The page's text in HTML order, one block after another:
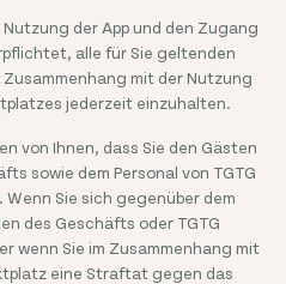
der App und den Zugang
alle für Sie geltenden
mit der Nutzung
jederzeit einzuhalten.
von Ihnen, dass Sie den Gästen
sowie dem Personal von TGTG
Sie sich gegenüber dem
des Geschäfts oder TGTG
wenn Sie im Zusammenhang mit
eine Straftat gegen das